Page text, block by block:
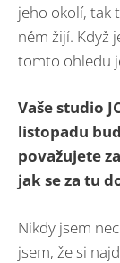
jeho okolí, tak
něm žijí. Když
tomto ohledu
Vaše studio
listopadu
považujete
jak se za tu
Nikdy jsem
jsem, že si